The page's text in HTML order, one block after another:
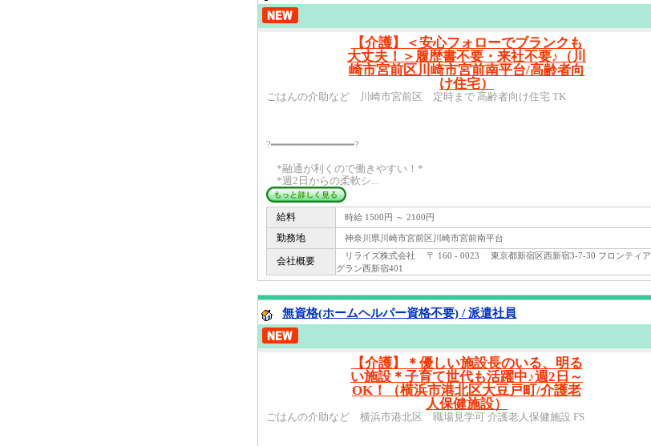
【介護】＜安心フォローでブランクも
大丈夫！＞履歴書不要・来社不要♪（川
崎市宮前区川崎市宮前南平台/高齢者向
け住宅）
ごはんの介助など 川崎市宮前区 定時まで 高齢者向け住宅 TK
?━━━━━━━━━━━━━?
*融通が利くので働きやすい！*
*週2日からの柔軟シ...
給料 時給 1500円 ～ 2100円
勤務地 神奈川県川崎市宮前区川崎市宮前南平台
会社概要
リライズ株式会社 〒 160 - 0023 東京都新宿区西新宿3-7-30 フロンティア
グラン西新宿401
無資格(ホームヘルパー資格不要) / 派遣社員
【介護】＊優しい施設長のいる、明る
い施設＊子育て世代も活躍中♪週2日～
OK！（横浜市港北区大豆戸町/介護老
人保健施設）
ごはんの介助など 横浜市港北区 職場見学可 介護老人保健施設 FS